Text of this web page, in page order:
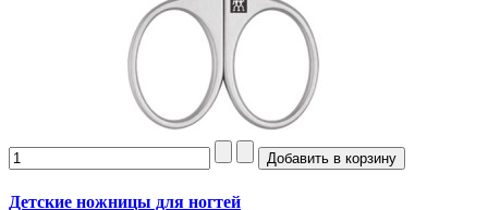
Детские ножницы для ногтей